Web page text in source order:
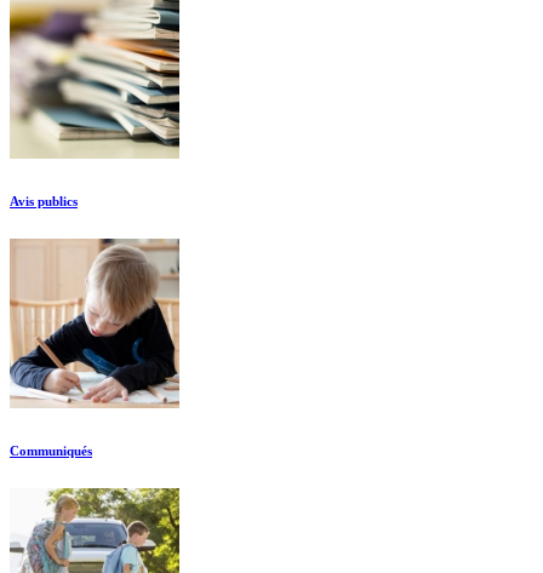
Avis publics
Communiqués